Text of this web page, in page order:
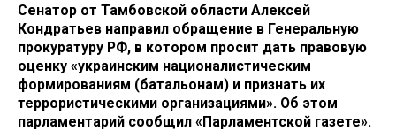
Сенатор от Тамбовской области Алексей
Кондратьев направил обращение в Генеральную
прокуратуру РФ, в котором просит дать правовую
оценку «украинским националистическим
формированиям (батальонам) и признать их
террористическими организациями». Об этом
парламентарий сообщил «Парламентской газете».